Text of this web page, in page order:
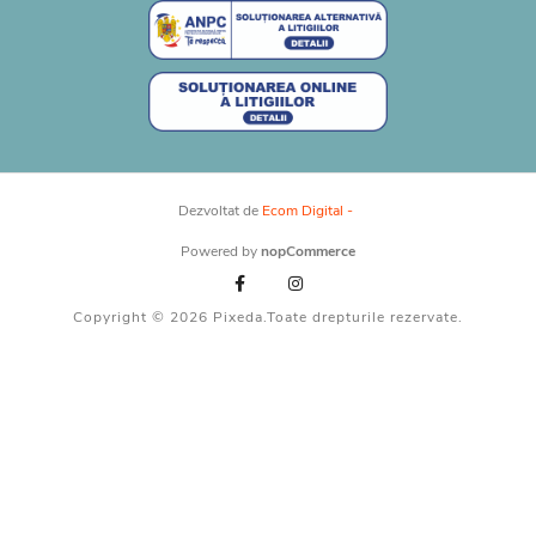
Dezvoltat de Ecom Digital -
Powered bynopCommerce
Copyright © 2026 Pixeda.Toate drepturile rezervate.